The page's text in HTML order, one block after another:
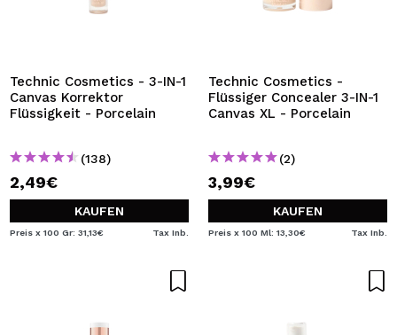
Technic Cosmetics - 3-IN-1
Canvas Korrektor
Flüssigkeit - Porcelain
(138)
2,49€
KAUFEN
Preis x 100 Gr: 31,13€ Tax Inb.
Technic Cosmetics -
Flüssiger Concealer 3-IN-1
Canvas XL - Porcelain
(2)
3,99€
KAUFEN
Preis x 100 Ml: 13,30€ Tax Inb.